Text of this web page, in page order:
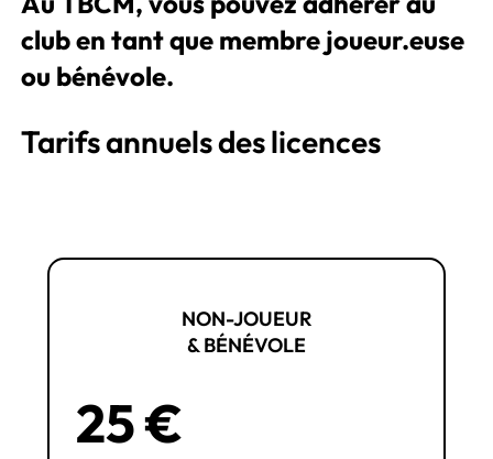
club en tant que membre joueur.euse
ou bénévole.
Tarifs annuels des licences
NON-JOUEUR
& BÉNÉVOLE
25 €